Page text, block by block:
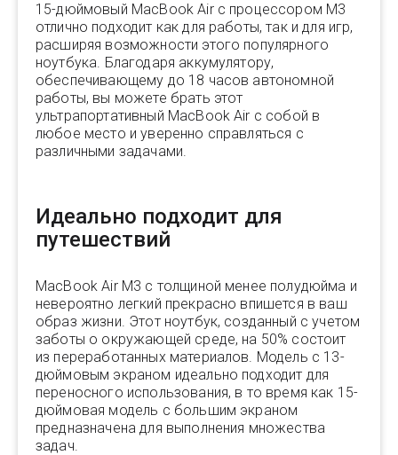
15-дюймовый MacBook Air с процессором M3
отлично подходит как для работы, так и для игр,
расширяя возможности этого популярного
ноутбука. Благодаря аккумулятору,
обеспечивающему до 18 часов автономной
работы, вы можете брать этот
ультрапортативный MacBook Air с собой в
любое место и уверенно справляться с
различными задачами.
Идеально подходит для
путешествий
MacBook Air M3 с толщиной менее полудюйма и
невероятно легкий прекрасно впишется в ваш
образ жизни. Этот ноутбук, созданный с учетом
заботы о окружающей среде, на 50% состоит
из переработанных материалов. Модель с 13-
дюймовым экраном идеально подходит для
переносного использования, в то время как 15-
дюймовая модель с большим экраном
предназначена для выполнения множества
задач.